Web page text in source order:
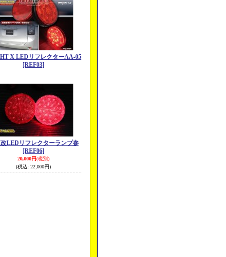
X LEDリフレクターAA-05
[REF03]
LEDリフレクターランプ参
[REF06]
20,000円(税別)
(税込: 22,000円)